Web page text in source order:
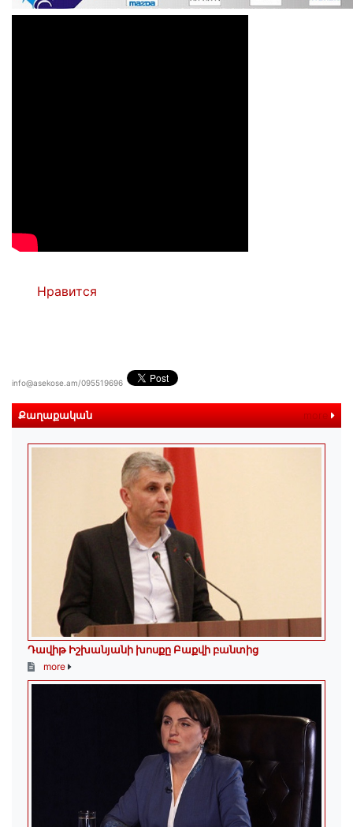
Нравится
info@asekose.am/095519696
Քաղաքական more
Դավիթ Իշխանյանի խոսքը Բաքվի բանտից
more